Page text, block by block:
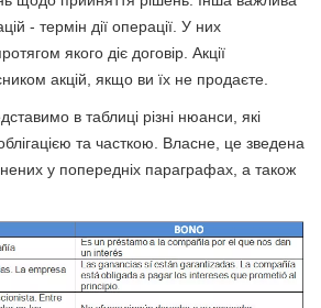
- термін дії операції. У них
якого діє договір. Акції
акцій, якщо ви їх не продаєте.
в таблиці різні нюанси, які
та часткою. Власне, це зведена
у попередніх параграфах, а також